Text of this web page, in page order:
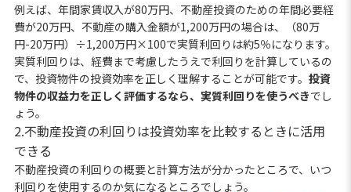
例えば、年間家賃収入が80万円、不動産投資のための年間必要経
費が20万円、不動産の購入金額が1,200万円の場合は、（80万
円-20万円）÷1,200万円×100で実質利回りは約5％になります。
実質利回りは、経費まで考慮したうえで利回りを計算しているの
で、投資物件の投資効率を正しく理解することが可能です。 投資
物件の収益力を正しく評価するなら、実質利回りを使うべきでし
ょう。
2.不動産投資の利回りは投資効率を比較するときに活用
できる
不動産投資の利回りの概要と計算方法が分かったところで、いつ
利回りを使用するのか気になるところでしょう。